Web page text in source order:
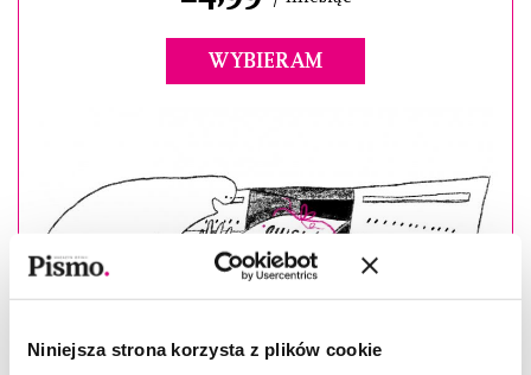
Niniejsza strona korzysta z plików cookie
WYBIERAM